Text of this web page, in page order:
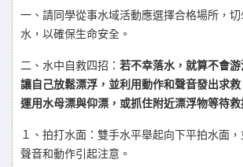
一、請同學從事水域活動應選擇合格場所，
水，以確保生命安全。
二、水中自救四招： 若不幸落水，就算不會
讓自己放鬆漂浮，並利用動作和聲音發出求救
運用水母漂與仰漂，或抓住附近漂浮物等待救
１、拍打水面：雙手水平舉起向下平拍水面
聲音和動作引起注意。